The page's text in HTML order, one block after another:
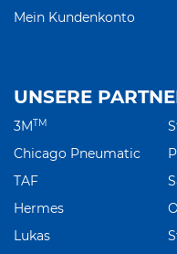
Mein Kundenkonto
UNSERE
3MTM
Chicago Pneumatic
TAF
Hermes
Lukas